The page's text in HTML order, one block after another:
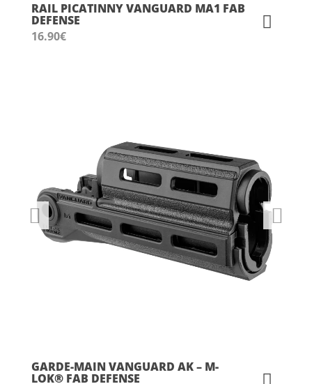
RAIL PICATINNY VANGUARD MA1 FAB
DEFENSE
16.90€
GARDE-MAIN VANGUARD AK – M-
LOK® FAB DEFENSE